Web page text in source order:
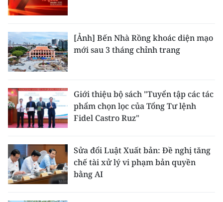
[Ảnh] Bến Nhà Rồng khoác diện mạo
mới sau 3 tháng chỉnh trang
Giới thiệu bộ sách "Tuyển tập các tác
phẩm chọn lọc của Tổng Tư lệnh
Fidel Castro Ruz"
Sửa đổi Luật Xuất bản: Đề nghị tăng
chế tài xử lý vi phạm bản quyền
bằng AI